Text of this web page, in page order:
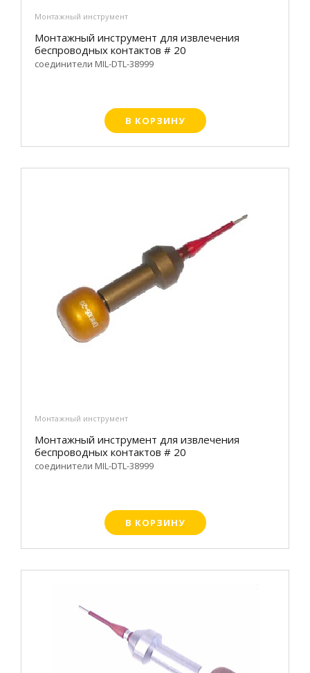
Монтажный инструмент
Монтажный инструмент для извлечения
беспроводных контактов # 20
соединители MIL-DTL-38999
В КОРЗИНУ
Монтажный инструмент
Монтажный инструмент для извлечения
беспроводных контактов # 20
соединители MIL-DTL-38999
В КОРЗИНУ